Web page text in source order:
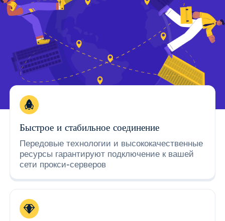
Быстрое и стабильное соединение
Передовые технологии и высококачественные
ресурсы гарантируют подключение к вашей
сети прокси-серверов